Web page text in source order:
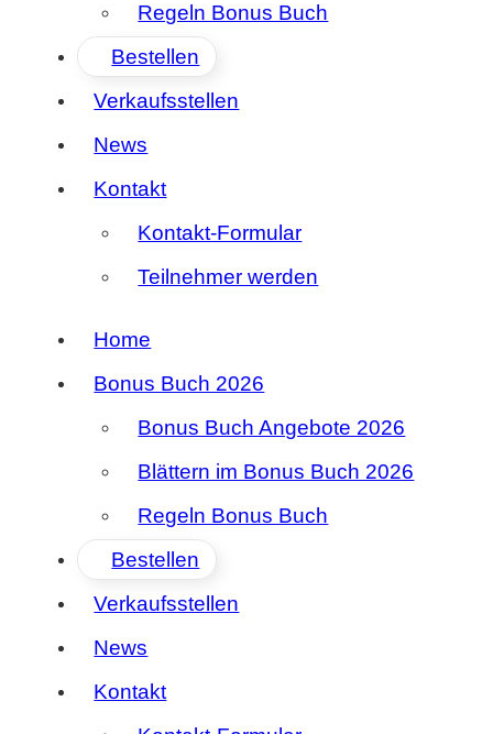
Regeln Bonus Buch
Bestellen
Verkaufsstellen
News
Kontakt
Kontakt-Formular
Teilnehmer werden
Home
Bonus Buch 2026
Bonus Buch Angebote 2026
Blättern im Bonus Buch 2026
Regeln Bonus Buch
Bestellen
Verkaufsstellen
News
Kontakt